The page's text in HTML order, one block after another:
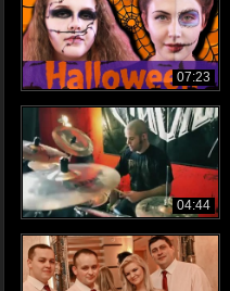
07:23
04:44